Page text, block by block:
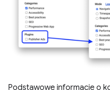
Podstawowe informacje o